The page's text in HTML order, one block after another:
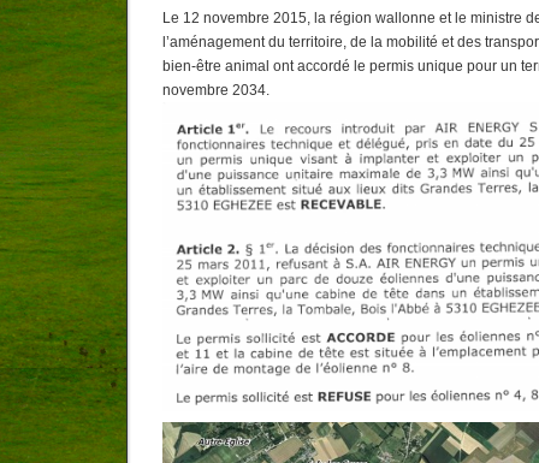
Le 12 novembre 2015, la région wallonne et le ministre
l’aménagement du territoire, de la mobilité et des
bien-être animal ont accordé le permis unique pour un
novembre 2034.